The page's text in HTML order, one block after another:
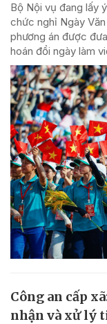
Bộ Nội vụ đang lấy
chức nghỉ Ngày
phương án được
hoán đổi ngày làm
Công an cấp
nhận và xử lý